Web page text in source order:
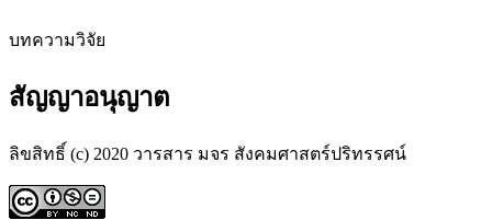
บทความวิจัย
สัญญาอนุญาต
ลิขสิทธิ์ (c) 2020 วารสาร มจร สังคมศาสตร์ปริทรรศน์